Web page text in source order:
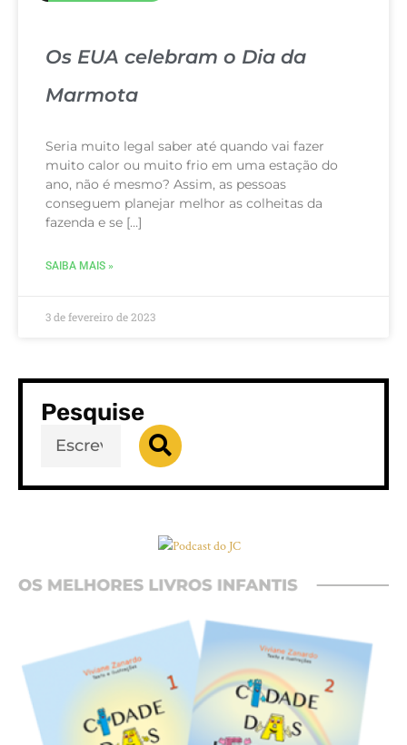
Os EUA celebram o Dia da
Marmota
Seria muito legal saber até quando vai fazer
muito calor ou muito frio em uma estação do
ano, não é mesmo? Assim, as pessoas
conseguem planejar melhor as colheitas da
fazenda e se […]
SAIBA MAIS »
3 de fevereiro de 2023
Pesquise